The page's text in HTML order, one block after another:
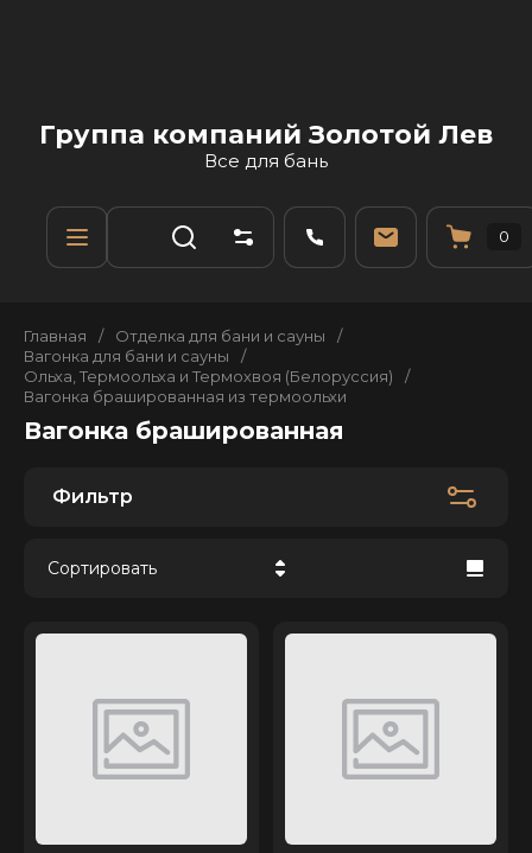
Группа компаний Золотой Лев
Все для бань
0
Главная / Отделка для бани и сауны
/
Вагонка для бани и сауны
/
Ольха, Термоольха и Термохвоя (Белоруссия)
/
Вагонка брашированная из термоольхи
Вагонка брашированная
Фильтр
Сортировать
Название - Я-А
Название - А-Я